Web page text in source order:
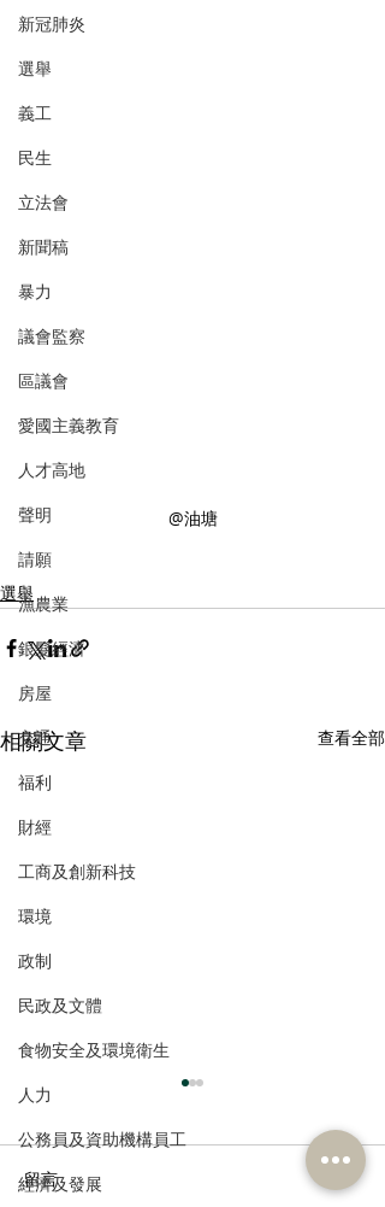
新冠肺炎
選舉
義工
民生
立法會
新聞稿
暴力
議會監察
區議會
愛國主義教育
人才高地
聲明
請願
漁農業
銀髮經濟
房屋
交通
福利
財經
工商及創新科技
環境
政制
民政及文體
食物安全及環境衛生
人力
公務員及資助機構員工
經濟及發展
@油塘
選舉
相關文章 查看全部
留言